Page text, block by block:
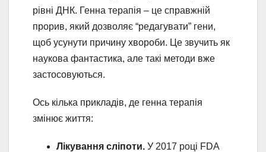
рівні ДНК. Генна терапія – це справжній
прорив, який дозволяє “редагувати” гени,
щоб усунути причину хвороби. Це звучить як
наукова фантастика, але такі методи вже
застосовуються.
Ось кілька прикладів, де генна терапія
змінює життя:
Лікування сліпоти. У 2017 році FDA